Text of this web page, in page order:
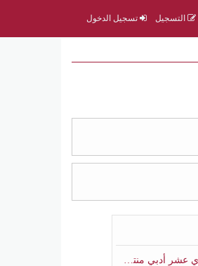
التسجيل تسجيل الدخول
منتصف الفصل الثاني